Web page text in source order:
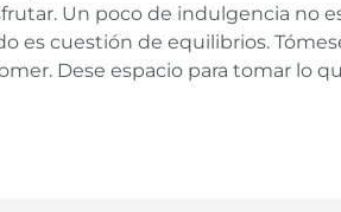
Un poco de indulgencia no
es cuestión de equilibrios.
Dese espacio para tomar lo